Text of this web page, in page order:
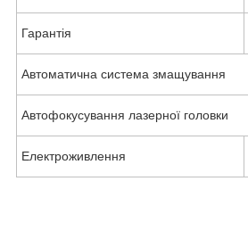
Гарантія
Автоматична система змащування
Автофокусування лазерної головки
Електроживлення